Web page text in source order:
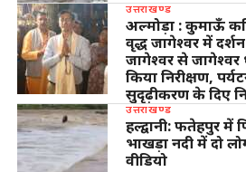
उत्तराखण्ड
अल्मोड़ा : कुमाऊँ
वृद्ध जागेश्वर में
जागेश्वर से
किया निरीक्षण,
सुदृढ़ीकरण के दिए
उत्तराखण्ड
हल्द्वानी: फतेहपुर में
भाखड़ा नदी में दो
वीडियो